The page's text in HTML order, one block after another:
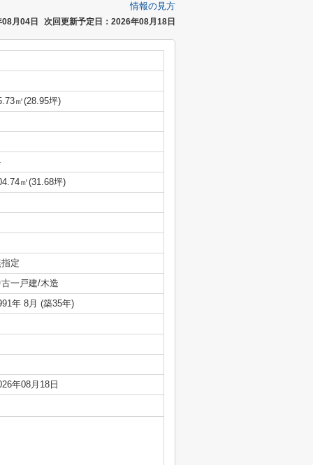
情報の見方
月04日 次回更新予定日：2026年08月18日
㎡(28.95坪)
㎡(31.68坪)
定
一戸建/木造
年 8月 (築35年)
年08月18日